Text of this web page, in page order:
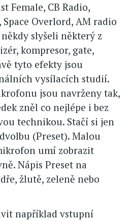
Female, CB Radio,
Space Overlord, AM radio
slyšeli některý z
kompresor, gate,
tyto efekty jsou
vysílacích studií.
jsou navrženy tak,
zněl co nejlépe i bez
technikou. Stačí si jen
(Preset). Malou
umí zobrazit
Nápis Preset na
žlutě, zeleně nebo
například vstupní